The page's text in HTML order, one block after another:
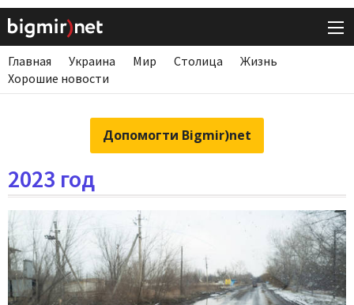
Главная Украина Мир Столица
Жизнь
Хорошие новости
Допомогти Bigmir)net
2023 год